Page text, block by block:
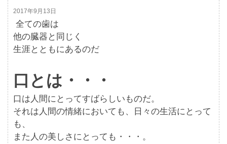
2017年9月13日
全ての歯は
他の臓器と同じく
生涯とともにあるのだ
口とは・・・
口は人間にとってすばらしいものだ。
それは人間の情緒においても、日々の生活にとって
も、
また人の美しさにとっても・・・。